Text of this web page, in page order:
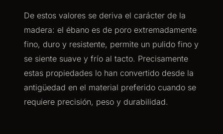
De estos valores se deriva el carácter de la
madera: el ébano es de poro extremadamente
fino, duro y resistente, permite un pulido fino y
se siente suave y frío al tacto. Precisamente
estas propiedades lo han convertido desde la
antigüedad en el material preferido cuando se
requiere precisión, peso y durabilidad.